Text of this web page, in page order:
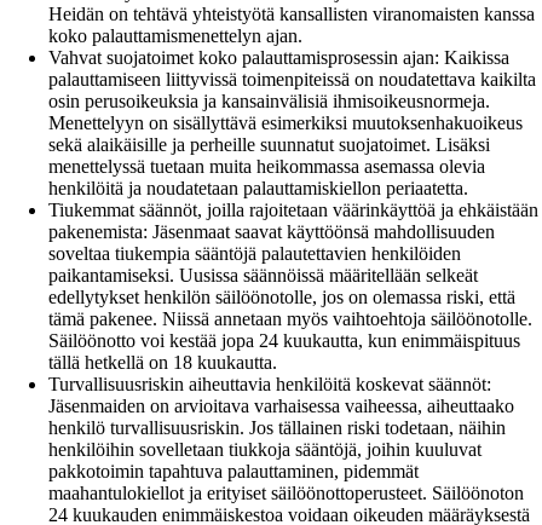
Heidän on tehtävä yhteistyötä kansallisten viranomaisten kanssa
koko palauttamismenettelyn ajan.
Vahvat suojatoimet koko palauttamisprosessin ajan: Kaikissa
palauttamiseen liittyvissä toimenpiteissä on noudatettava kaikilta
osin perusoikeuksia ja kansainvälisiä ihmisoikeusnormeja.
Menettelyyn on sisällyttävä esimerkiksi muutoksenhakuoikeus
sekä alaikäisille ja perheille suunnatut suojatoimet. Lisäksi
menettelyssä tuetaan muita heikommassa asemassa olevia
henkilöitä ja noudatetaan palauttamiskiellon periaatetta.
Tiukemmat säännöt, joilla rajoitetaan väärinkäyttöä ja ehkäistään
pakenemista: Jäsenmaat saavat käyttöönsä mahdollisuuden
soveltaa tiukempia sääntöjä palautettavien henkilöiden
paikantamiseksi. Uusissa säännöissä määritellään selkeät
edellytykset henkilön säilöönotolle, jos on olemassa riski, että
tämä pakenee. Niissä annetaan myös vaihtoehtoja säilöönotolle.
Säilöönotto voi kestää jopa 24 kuukautta, kun enimmäispituus
tällä hetkellä on 18 kuukautta.
Turvallisuusriskin aiheuttavia henkilöitä koskevat säännöt:
Jäsenmaiden on arvioitava varhaisessa vaiheessa, aiheuttaako
henkilö turvallisuusriskin. Jos tällainen riski todetaan, näihin
henkilöihin sovelletaan tiukkoja sääntöjä, joihin kuuluvat
pakkotoimin tapahtuva palauttaminen, pidemmät
maahantulokiellot ja erityiset säilöönottoperusteet. Säilöönoton
24 kuukauden enimmäiskestoa voidaan oikeuden määräyksestä